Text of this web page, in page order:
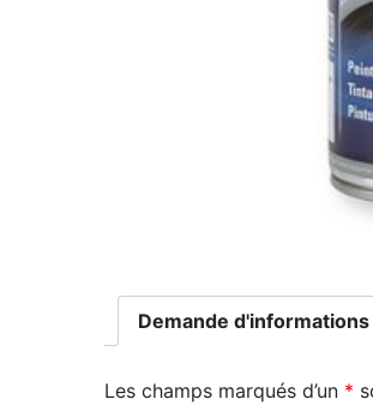
Demande d'informations
Les champs marqués d’un *